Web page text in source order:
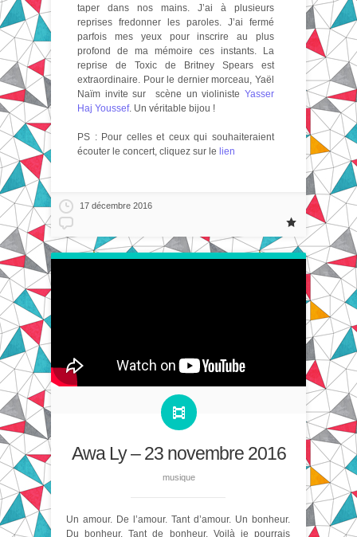
taper dans nos mains. J’ai à plusieurs
reprises fredonner les paroles. J’ai fermé
parfois mes yeux pour inscrire au plus
profond de ma mémoire ces instants. La
reprise de Toxic de Britney Spears est
extraordinaire. Pour le dernier morceau, Yaël
Naïm invite sur scène un violiniste Yasser
Haj Youssef. Un véritable bijou !
PS : Pour celles et ceux qui souhaiteraient
écouter le concert, cliquez sur le lien
17 décembre 2016
Awa Ly – 23 novembre 2016
musique
Un amour. De l’amour. Tant d’amour. Un bonheur.
Du bonheur. Tant de bonheur. Voilà je pourrais